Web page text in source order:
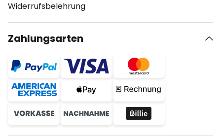
Widerrufsbelehrung
Zahlungsarten